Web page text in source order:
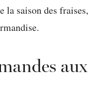
la saison des fraises,
aux